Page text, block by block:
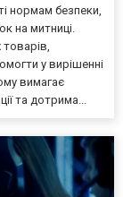
нормам безпеки,
на митниці.
у вирішенні
вимагає
та дотрима...